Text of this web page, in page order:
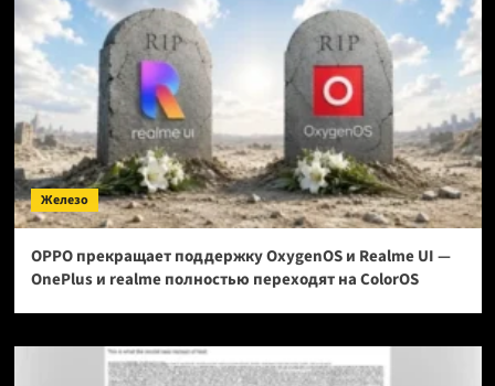
Железо
OPPO прекращает поддержку OxygenOS и Realme UI —
OnePlus и realme полностью переходят на ColorOS